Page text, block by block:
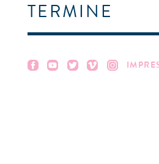
TERMINE